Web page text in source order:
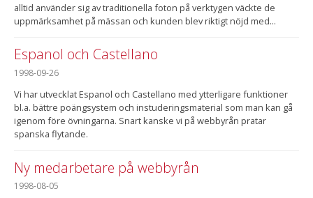
alltid använder sig av traditionella foton på verktygen väckte de
uppmärksamhet på mässan och kunden blev riktigt nöjd med...
Espanol och Castellano
1998-09-26
Vi har utvecklat Espanol och Castellano med ytterligare funktioner
bl.a. bättre poängsystem och instuderingsmaterial som man kan gå
igenom före övningarna. Snart kanske vi på webbyrån pratar
spanska flytande.
Ny medarbetare på webbyrån
1998-08-05